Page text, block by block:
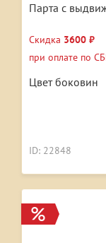
Парта с
Скидка 3600 ₽
при оплате по
Цвет боковин
ID: 22848